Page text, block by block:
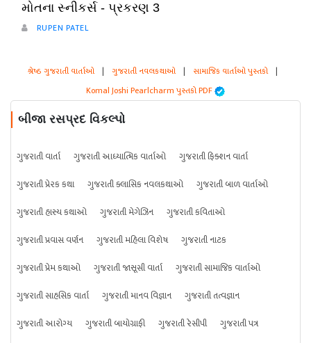
મોતના સ્નીકર્સ - પ્રકરણ 3
RUPEN PATEL
શ્રેષ્ઠ ગુજરાતી વાર્તાઓ | ગુજરાતી નવલકથાઓ | સામાજિક વાર્તાઓ પુસ્તકો |
Komal Joshi Pearlcharm પુસ્તકો PDF
બીજા રસપ્રદ વિકલ્પો
ગુજરાતી વાર્તા ગુજરાતી આધ્યાત્મિક વાર્તાઓ
ગુજરાતી ફિક્શન વાર્તા
ગુજરાતી પ્રેરક કથા
ગુજરાતી ક્લાસિક નવલકથાઓ
ગુજરાતી બાળ વાર્તાઓ
ગુજરાતી હાસ્ય કથાઓ
ગુજરાતી મેગેઝિન
ગુજરાતી કવિતાઓ
ગુજરાતી પ્રવાસ વર્ણન
ગુજરાતી મહિલા વિશેષ
ગુજરાતી નાટક
ગુજરાતી પ્રેમ કથાઓ
ગુજરાતી જાસૂસી વાર્તા
ગુજરાતી સામાજિક વાર્તાઓ
ગુજરાતી સાહસિક વાર્તા
ગુજરાતી માનવ વિજ્ઞાન
ગુજરાતી તત્વજ્ઞાન
ગુજરાતી આરોગ્ય
ગુજરાતી બાયોગ્રાફી ગુજરાતી રેસીપી
ગુજરાતી પત્ર